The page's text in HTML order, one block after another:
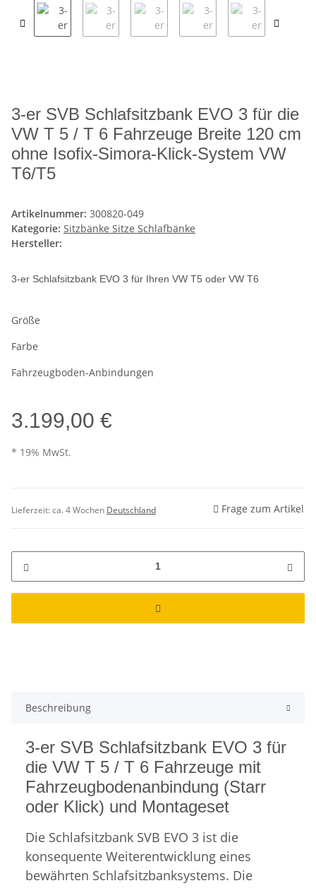
3-er SVB Schlafsitzbank EVO 3 für die
VW T 5 / T 6 Fahrzeuge Breite 120 cm
ohne Isofix-Simora-Klick-System VW
T6/T5
Artikelnummer: 300820-049
Kategorie: Sitzbänke Sitze Schlafbänke
Hersteller:
3-er Schlafsitzbank EVO 3 für Ihren VW T5 oder VW T6
Größe
Farbe
Fahrzeugboden-Anbindungen
3.199,00 €
* 19% MwSt.
Lieferzeit:ca. 4 Wochen Deutschland Frage zum Artikel
Beschreibung
3-er SVB Schlafsitzbank EVO 3 für
die VW T 5 / T 6 Fahrzeuge mit
Fahrzeugbodenanbindung (Starr
oder Klick) und Montageset
Die Schlafsitzbank SVB EVO 3 ist die
konsequente Weiterentwicklung eines
bewährten Schlafsitzbanksystems. Die